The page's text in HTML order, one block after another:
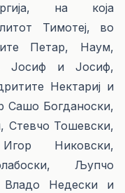
на која
Тимотеј, во
Петар, Наум,
Јосиф и Јосиф,
Нектариј и
Сашо Богданоски,
Стевчо Тошевски,
Никовски,
Љупчо
Владо Недески и